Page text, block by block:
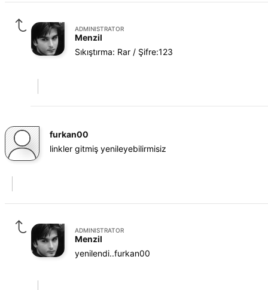
ADMINISTRATOR
Menzil
Sıkıştırma: Rar / Şifre:123
furkan00
linkler gitmiş yenileyebilirmisiz
ADMINISTRATOR
Menzil
yenilendi..furkan00